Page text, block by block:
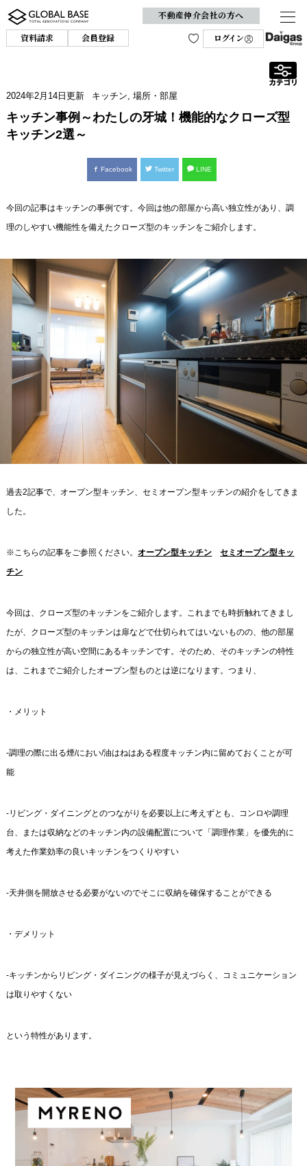
不動産仲介会社の方へ
資料請求
会員登録 ログイン
2024年2月14日更新 キッチン, 場所・部屋
キッチン事例～わたしの牙城！機能的なクローズ型
キッチン2選～
Facebook Twitter LINE
今回の記事はキッチンの事例です。今回は他の部屋から高い独立性があり、調
理のしやすい機能性を備えたクローズ型のキッチンをご紹介します。
過去2記事で、オープン型キッチン、セミオープン型キッチンの紹介をしてきま
した。
※こちらの記事をご参照ください。オープン型キッチン
セミオープン型キッ
チン
今回は、クローズ型のキッチンをご紹介します。これまでも時折触れてきまし
たが、クローズ型のキッチンは扉などで仕切られてはいないものの、他の部屋
からの独立性が高い空間にあるキッチンです。そのため、そのキッチンの特性
は、これまでご紹介したオープン型ものとは逆になります。つまり、
・メリット
-調理の際に出る煙/におい/油はねはある程度キッチン内に留めておくことが可
能
-リビング・ダイニングとのつながりを必要以上に考えずとも、コンロや調理
台、または収納などのキッチン内の設備配置について「調理作業」を優先的に
考えた作業効率の良いキッチンをつくりやすい
-天井側を開放させる必要がないのでそこに収納を確保することができる
・デメリット
-キッチンからリビング・ダイニングの様子が見えづらく、コミュニケーション
は取りやすくない
という特性があります。